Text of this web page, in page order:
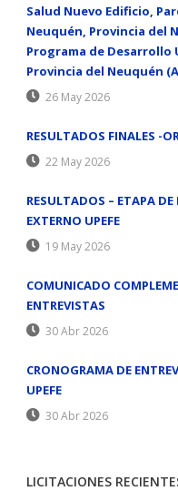
Salud Nuevo Edificio,
Neuquén, Provincia del
Programa de Desarrollo
Provincia del Neuquén
26 May 2026
RESULTADOS FINALES -
22 May 2026
RESULTADOS – ETAPA
EXTERNO UPEFE
19 May 2026
COMUNICADO
ENTREVISTAS
30 Abr 2026
CRONOGRAMA DE
UPEFE
30 Abr 2026
LICITACIONES